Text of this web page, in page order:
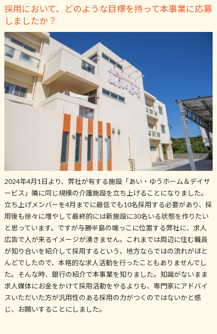
採用において、どのような目標を持って本事業に応募
しましたか？
2024年4月1日より、弊社が有する施設「あい・ゆうホーム＆デイサ
ービス」隣に同じ規模の介護施設を立ち上げることになりました。
立ち上げメンバーを4月までに最低でも10名採用する必要があり、採
用後も徐々に増やして最終的には新施設に30名いる状態を作りたい
と思っています。ですが与勝半島の端っこに位置する弊社に、求人
広告で人が来るイメージが湧きません。これまでは周辺に住む職員
が知り合いを紹介して採用するという、地方ならではの流れがほと
んどでしたので、本格的な求人活動を行ったこともありませんでし
た。そんな時、銀行の紹介で本事業を知りました。知識がないまま
求人媒体にお金をかけて採用活動をやるよりも、専門家にアドバイ
スいただいた方が汎用性のある採用の力がつくのではないかと感
じ、お願いすることにしました。